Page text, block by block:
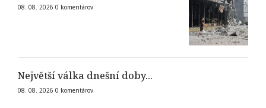
08. 08. 2026 0 komentárov
Největší válka dnešní doby...
08. 08. 2026 0 komentárov